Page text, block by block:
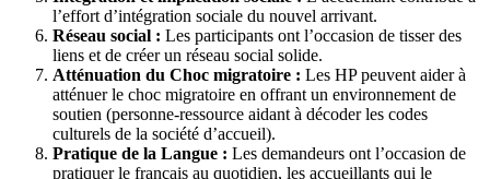
l’effort d’intégration sociale du nouvel arrivant.
Réseau social : Les participants ont l’occasion de tisser des
liens et de créer un réseau social solide.
Atténuation du Choc migratoire : Les HP peuvent aider à
atténuer le choc migratoire en offrant un environnement de
soutien (personne-ressource aidant à décoder les codes
culturels de la société d’accueil).
Pratique de la Langue : Les demandeurs ont l’occasion de
pratiquer le français au quotidien, les accueillants qui le